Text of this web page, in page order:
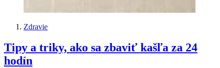
Zdravie
Tipy a triky, ako sa zbaviť kašľa za 24
hodín